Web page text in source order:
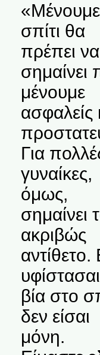
«Μένουμε
σπίτι θα
πρέπει να
σημαίνει
μένουμε
ασφαλείς
Για
γυναίκες,
όμως,
σημαίνει
ακριβώς
αντίθετο.
υφίστασαι
βία στο
δεν είσαι
μόνη.